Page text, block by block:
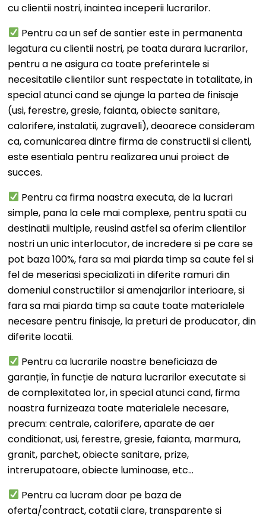
cu clientii nostri, inaintea inceperii lucrarilor.
Pentru ca un sef de santier este in permanenta
legatura cu clientii nostri, pe toata durara lucrarilor,
pentru a ne asigura ca toate preferintele si
necesitatile clientilor sunt respectate in totalitate, in
special atunci cand se ajunge la partea de finisaje
(usi, ferestre, gresie, faianta, obiecte sanitare,
calorifere, instalatii, zugraveli), deoarece consideram
ca, comunicarea dintre firma de constructii si clienti,
este esentiala pentru realizarea unui proiect de
succes.
Pentru ca firma noastra executa, de la lucrari
simple, pana la cele mai complexe, pentru spatii cu
destinatii multiple, reusind astfel sa oferim clientilor
nostri un unic interlocutor, de incredere si pe care se
pot baza 100%, fara sa mai piarda timp sa caute fel si
fel de meseriasi specializati in diferite ramuri din
domeniul constructiilor si amenajarilor interioare, si
fara sa mai piarda timp sa caute toate materialele
necesare pentru finisaje, la preturi de producator, din
diferite locatii.
Pentru ca lucrarile noastre beneficiaza de
garanție, în funcție de natura lucrarilor executate si
de complexitatea lor, in special atunci cand, firma
noastra furnizeaza toate materialele necesare,
precum: centrale, calorifere, aparate de aer
conditionat, usi, ferestre, gresie, faianta, marmura,
granit, parchet, obiecte sanitare, prize,
intrerupatoare, obiecte luminoase, etc…
Pentru ca lucram doar pe baza de
oferta/contract, cotatii clare, transparente si